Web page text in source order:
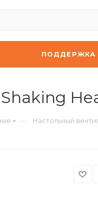
ПОДДЕРЖКА
— Настольный